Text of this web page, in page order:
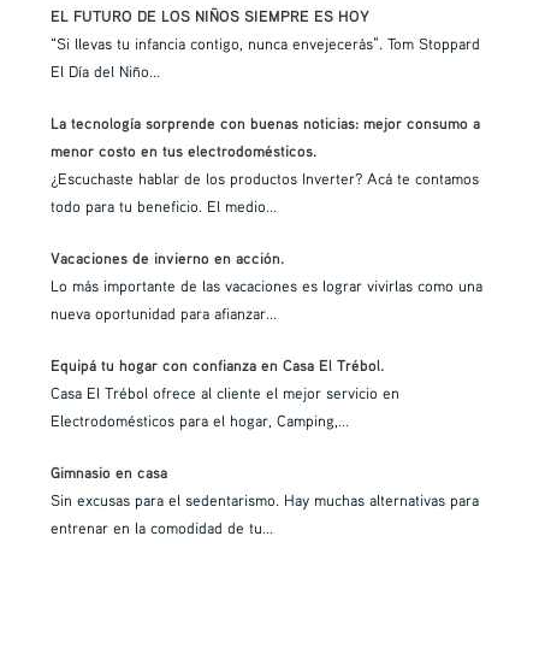
EL FUTURO DE LOS NIÑOS SIEMPRE ES HOY
“Si llevas tu infancia contigo, nunca envejecerás”. Tom Stoppard
El Día del Niño...
La tecnología sorprende con buenas noticias: mejor consumo a
menor costo en tus electrodomésticos.
¿Escuchaste hablar de los productos Inverter? Acá te contamos
todo para tu beneficio. El medio...
Vacaciones de invierno en acción.
Lo más importante de las vacaciones es lograr vivirlas como una
nueva oportunidad para afianzar...
Equipá tu hogar con confianza en Casa El Trébol.
Casa El Trébol ofrece al cliente el mejor servicio en
Electrodomésticos para el hogar, Camping, ...
Gimnasio en casa
Sin excusas para el sedentarismo. Hay muchas alternativas para
entrenar en la comodidad de tu...